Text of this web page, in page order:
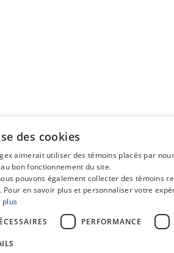
des cookies
aimerait utiliser des témoins placés par
bon fonctionnement du site.
pouvons également collecter des témoins
en savoir plus et personnaliser votre
plus
PERFORMANCE